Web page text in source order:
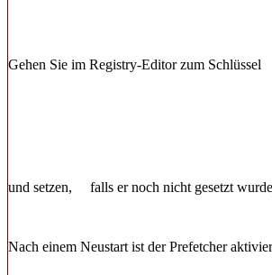
Gehen Sie im Registry-Editor zum Schlüssel
und setzen, falls er noch nicht gesetzt
Nach einem Neustart ist der Prefetcher